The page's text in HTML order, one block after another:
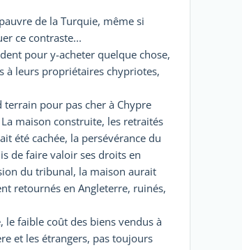
de la Turquie, même si
ce contraste...
pour y-acheter quelque chose,
à leurs propriétaires chypriotes,
pour pas cher à Chypre
maison construite, les retraités
été cachée, la persévérance du
de faire valoir ses droits en
du tribunal, la maison aurait
retournés en Angleterre, ruinés,
faible coût des biens vendus à
et les étrangers, pas toujours